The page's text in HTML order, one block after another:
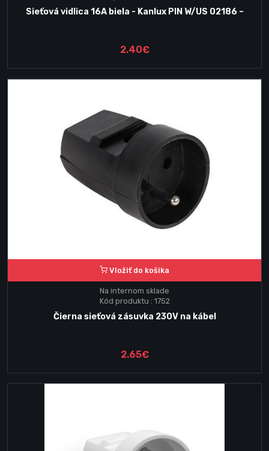
Sieťová vidlica 16A biela - Kanlux PIN W/US 02186 –
2.40€
Vložiť do košika
Na internom sklade
Kód produktu : 1752
Čierna sieťová zásuvka 230V na kábel
2.65€